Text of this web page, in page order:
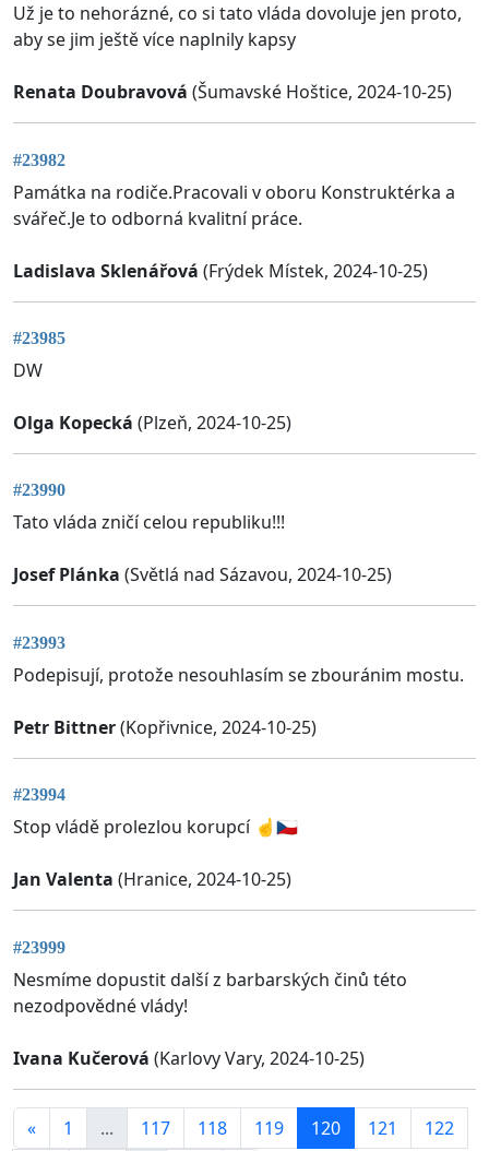
Už je to nehorázné, co si tato vláda dovoluje jen proto,
aby se jim ještě více naplnily kapsy
Renata Doubravová (Šumavské Hoštice, 2024-10-25)
#23982
Památka na rodiče.Pracovali v oboru Konstruktérka a
svářeč.Je to odborná kvalitní práce.
Ladislava Sklenářová (Frýdek Místek, 2024-10-25)
#23985
DW
Olga Kopecká (Plzeň, 2024-10-25)
#23990
Tato vláda zničí celou republiku!!!
Josef Plánka (Světlá nad Sázavou, 2024-10-25)
#23993
Podepisují, protože nesouhlasím se zbouránim mostu.
Petr Bittner(Kopřivnice, 2024-10-25)
#23994
Stop vládě prolezlou korupcí ☝️🇨🇿
Jan Valenta (Hranice, 2024-10-25)
#23999
Nesmíme dopustit další z barbarských činů této
nezodpovědné vlády!
Ivana Kučerová (Karlovy Vary, 2024-10-25)
« 1 ... 117 118 119 120 121
122